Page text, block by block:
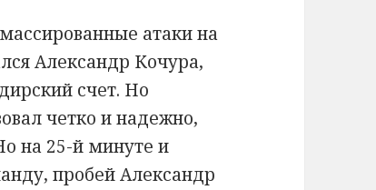
атаки на
Александр Кочура,
счет. Но
четко и надежно,
на 25-й минуте и
пробей Александр